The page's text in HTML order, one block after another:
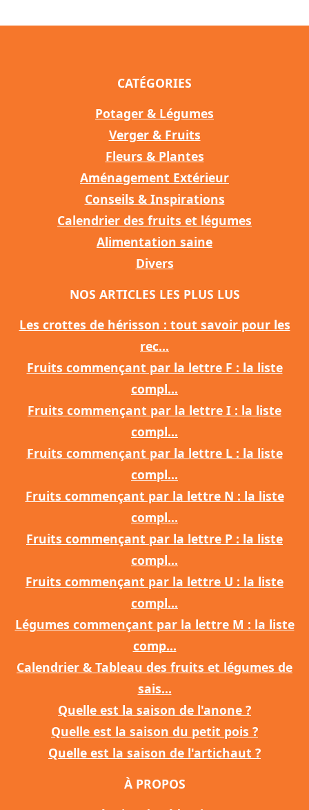
CATÉGORIES
Potager & Légumes
Verger & Fruits
Fleurs & Plantes
Aménagement Extérieur
Conseils & Inspirations
Calendrier des fruits et légumes
Alimentation saine
Divers
NOS ARTICLES LES PLUS LUS
Les crottes de hérisson : tout savoir pour les
rec...
Fruits commençant par la lettre F : la liste
compl...
Fruits commençant par la lettre I : la liste
compl...
Fruits commençant par la lettre L : la liste
compl...
Fruits commençant par la lettre N : la liste
compl...
Fruits commençant par la lettre P : la liste
compl...
Fruits commençant par la lettre U : la liste
compl...
Légumes commençant par la lettre M : la liste
comp...
Calendrier & Tableau des fruits et légumes de
sais...
Quelle est la saison de l'anone ?
Quelle est la saison du petit pois ?
Quelle est la saison de l'artichaut ?
À PROPOS